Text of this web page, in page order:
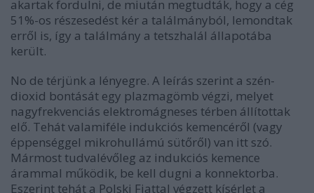
akartak fordulni, de miután megtudták, hogy a cég
51%-os részesedést kér a találmányból, lemondtak
erről is, így a találmány a tetszhalál állapotába
került.
No de térjünk a lényegre. A leírás szerint a szén-
dioxid bontását egy plazmagömb végzi, melyet
nagyfrekvenciás elektromágneses térben állítottak
elő. Tehát valamiféle indukciós kemencéről (vagy
éppenséggel mikrohullámú sütőről) van itt szó.
Mármost tudvalévőleg az indukciós kemence
árammal működik, be kell dugni a konnektorba.
Eszerint tehát a Polski Fiattal végzett kísérlet a